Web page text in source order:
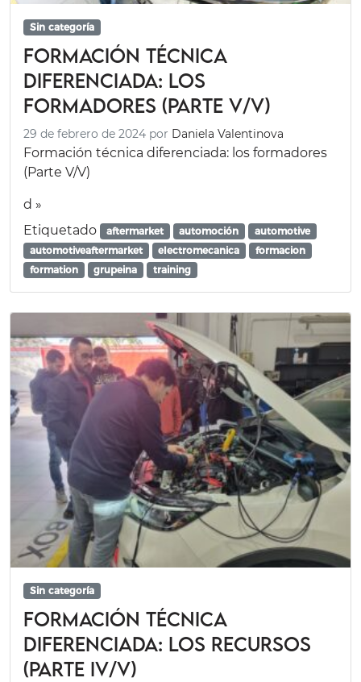
Sin categoría
Formación técnica
diferenciada: los
formadores (Parte V/V)
29 de febrero de 2024 por Daniela Valentinova
Formación técnica diferenciada: los formadores
(Parte V/V)
d »
Etiquetado
aftermarket automoción
automotive
automotiveaftermarket
electromecanica
formacion
formation
grupeina training
Sin categoría
Formación técnica
diferenciada: los recursos
(Parte IV/V)